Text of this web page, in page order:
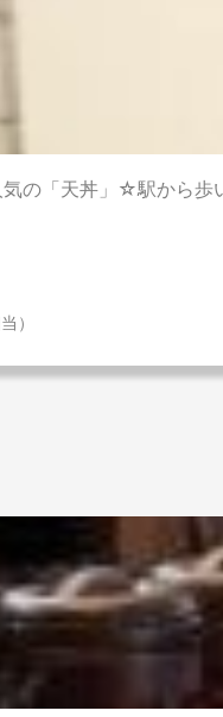
の「天丼」☆駅から歩
）